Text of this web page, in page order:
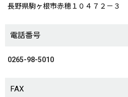
長野県駒ヶ根市赤穂１０４７２－３
電話番号
0265-98-5010
FAX